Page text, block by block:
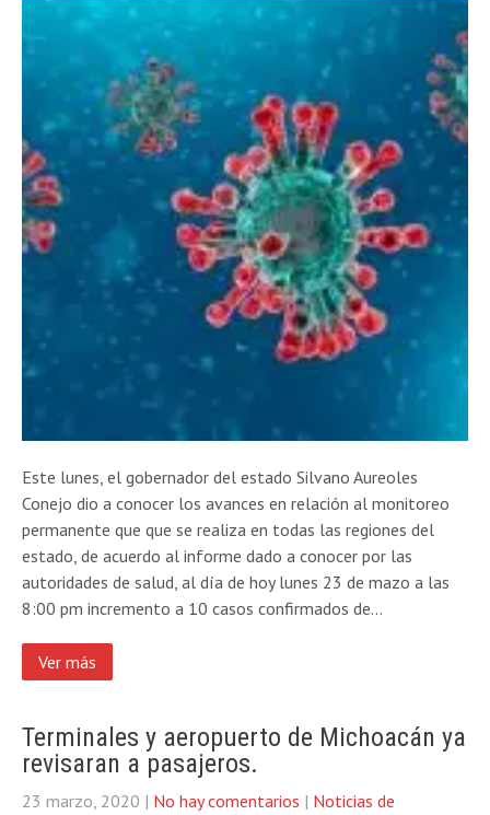
Este lunes, el gobernador del estado Silvano Aureoles
Conejo dio a conocer los avances en relación al monitoreo
permanente que que se realiza en todas las regiones del
estado, de acuerdo al informe dado a conocer por las
autoridades de salud, al día de hoy lunes 23 de mazo a las
8:00 pm incremento a 10 casos confirmados de…
Ver más
Terminales y aeropuerto de Michoacán ya
revisaran a pasajeros.
23 marzo, 2020 | No hay comentarios | Noticias de